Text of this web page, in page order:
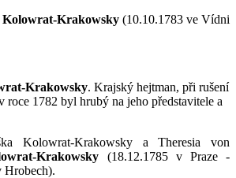
Krakowsky (10.10.1783 ve Vídni
Krakowsky. Krajský hejtman, při rušení
roce 1782 byl hrubý na jeho představitele a
Kolowrat-Krakowsky a Theresia von
Krakowsky (18.12.1785 v Praze -
Hrobech).